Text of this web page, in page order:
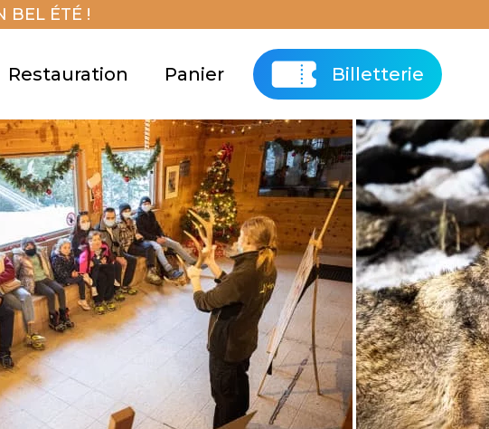
BEL ÉTÉ !
Restauration Panier Billetterie